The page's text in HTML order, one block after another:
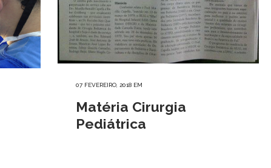
07 FEVEREIRO, 2018 EM
Matéria Cirurgia
Pediátrica